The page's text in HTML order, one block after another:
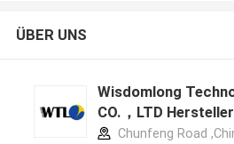
ÜBER UNS
Wisdomlong
CO.，LTD
Chunfeng Road